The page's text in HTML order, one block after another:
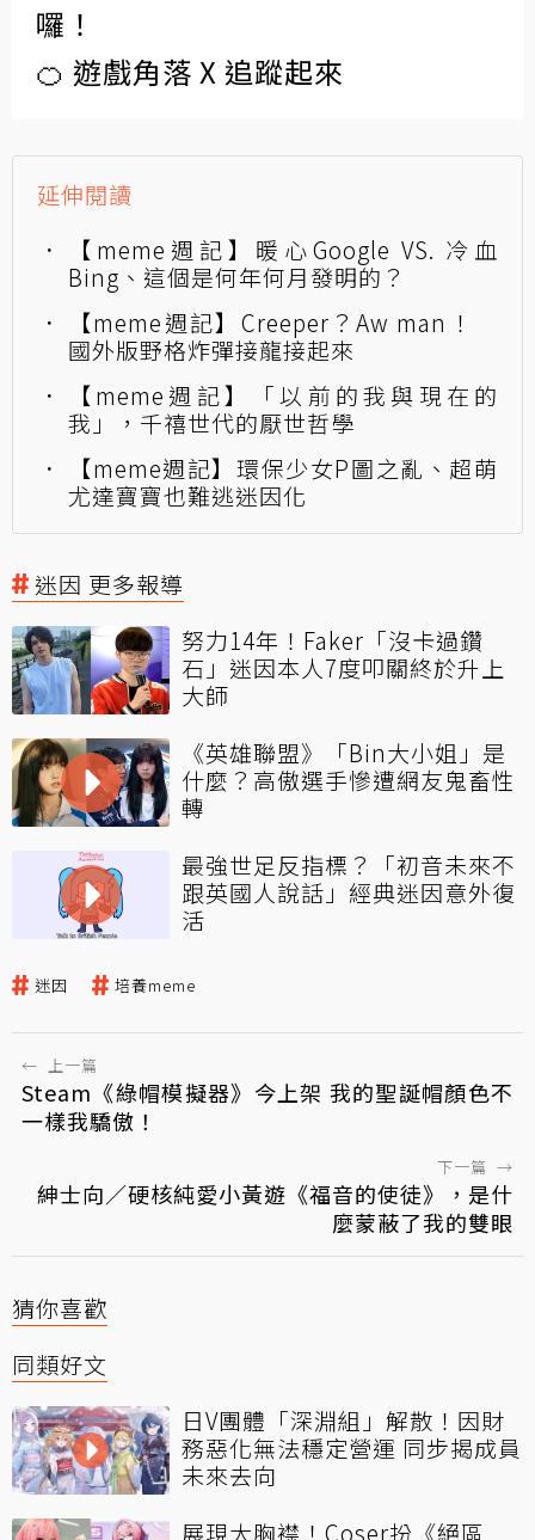
囉！
🍊 遊戲角落 X 追蹤起來
延伸閱讀
【meme週記】暖心Google VS. 冷血
Bing、這個是何年何月發明的？
【meme週記】Creeper？Aw man！
國外版野格炸彈接龍接起來
【meme週記】「以前的我與現在的
我」，千禧世代的厭世哲學
【meme週記】環保少女P圖之亂、超萌
尤達寶寶也難逃迷因化
迷因 更多報導
努力14年！Faker「沒卡過鑽
石」迷因本人7度叩關終於升上
大師
《英雄聯盟》「Bin大小姐」是
什麼？高傲選手慘遭網友鬼畜性
轉
最強世足反指標？「初音未來不
跟英國人說話」經典迷因意外復
活
迷因 培養meme
← 上一篇
Steam《綠帽模擬器》今上架 我的聖誕帽顏色不
一樣我驕傲！
下一篇 →
紳士向／硬核純愛小黃遊《福音的使徒》，是什
麼蒙蔽了我的雙眼
猜你喜歡
同類好文
日V團體「深淵組」解散！因財
務惡化無法穩定營運 同步揭成員
未來去向
展現大胸襟！Coser扮《絕區